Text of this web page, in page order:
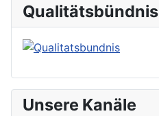
Qualitätsbündnis
Unsere Kanäle